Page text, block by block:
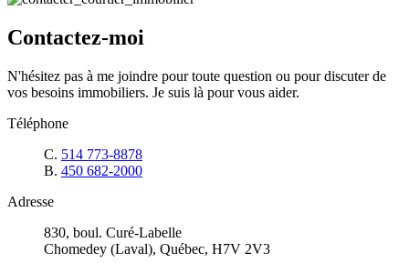
Contactez-moi
N'hésitez pas à me joindre pour toute question ou pour discuter de
vos besoins immobiliers. Je suis là pour vous aider.
Téléphone
C. 514 773-8878
B. 450 682-2000
Adresse
830, boul. Curé-Labelle
Chomedey (Laval), Québec, H7V 2V3